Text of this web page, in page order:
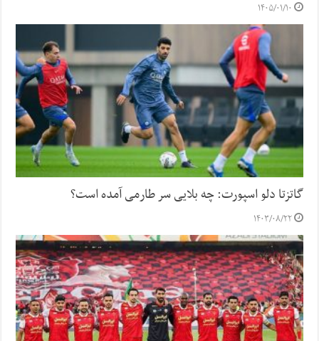
۱۴۰۵/۰۱/۱۰
گاتزتا دلو اسپورت: چه بلایی سر طارمی آمده است؟
۱۴۰۳/۰۸/۲۲